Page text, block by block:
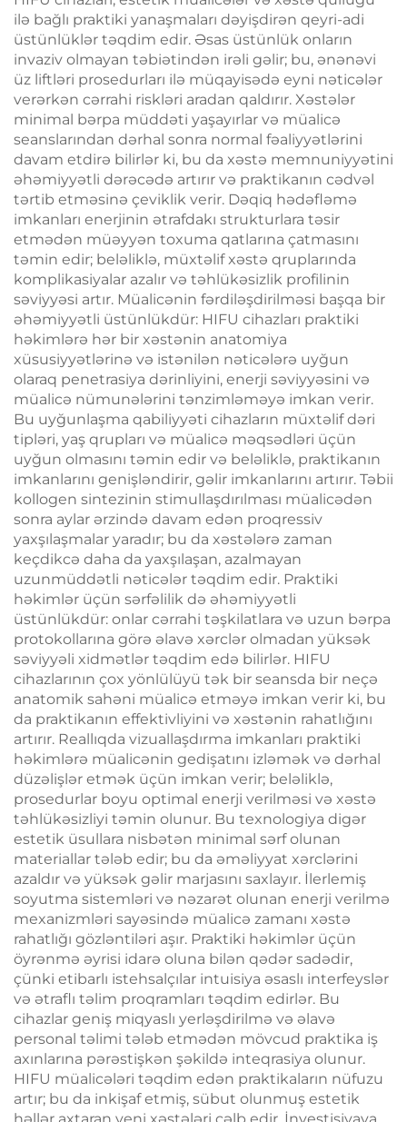
Üzün Radiofrekvanslı
Emalı, Çəki Itirmə və
Bədənin İncələnməsi
Azad Kliniki İstifadə
üçün
ilə bağlı praktiki yanaşmaları dəyişdirən qeyri-adi
üstünlüklər təqdim edir. Əsas üstünlük onların
invaziv olmayan təbiətindən irəli gəlir; bu, ənənəvi
üz liftləri prosedurları ilə müqayisədə eyni nəticələr
verərkən cərrahi riskləri aradan qaldırır. Xəstələr
minimal bərpa müddəti yaşayırlar və müalicə
seanslarından dərhal sonra normal fəaliyyətlərini
davam etdirə bilirlər ki, bu da xəstə memnuniyyətini
əhəmiyyətli dərəcədə artırır və praktikanın cədvəl
tərtib etməsinə çeviklik verir. Dəqiq hədəfləmə
imkanları enerjinin ətrafdakı strukturlara təsir
etmədən müəyyən toxuma qatlarına çatmasını
təmin edir; beləliklə, müxtəlif xəstə qruplarında
komplikasiyalar azalır və təhlükəsizlik profilinin
səviyyəsi artır. Müalicənin fərdiləşdirilməsi başqa bir
əhəmiyyətli üstünlükdür: HIFU cihazları praktiki
həkimlərə hər bir xəstənin anatomiya
xüsusiyyətlərinə və istənilən nəticələrə uyğun
olaraq penetrasiya dərinliyini, enerji səviyyəsini və
müalicə nümunələrini tənzimləməyə imkan verir.
Bu uyğunlaşma qabiliyyəti cihazların müxtəlif dəri
tipləri, yaş qrupları və müalicə məqsədləri üçün
uyğun olmasını təmin edir və beləliklə, praktikanın
imkanlarını genişləndirir, gəlir imkanlarını artırır. Təbii
kollogen sintezinin stimullaşdırılması müalicədən
sonra aylar ərzində davam edən proqressiv
yaxşılaşmalar yaradır; bu da xəstələrə zaman
keçdikcə daha da yaxşılaşan, azalmayan
uzunmüddətli nəticələr təqdim edir. Praktiki
həkimlər üçün sərfəlilik də əhəmiyyətli
üstünlükdür: onlar cərrahi təşkilatlara və uzun bərpa
protokollarına görə əlavə xərclər olmadan yüksək
səviyyəli xidmətlər təqdim edə bilirlər. HIFU
cihazlarının çox yönlülüyü tək bir seansda bir neçə
anatomik sahəni müalicə etməyə imkan verir ki, bu
da praktikanın effektivliyini və xəstənin rahatlığını
artırır. Reallıqda vizuallaşdırma imkanları praktiki
həkimlərə müalicənin gedişatını izləmək və dərhal
düzəlişlər etmək üçün imkan verir; beləliklə,
prosedurlar boyu optimal enerji verilməsi və xəstə
təhlükəsizliyi təmin olunur. Bu texnologiya digər
estetik üsullara nisbətən minimal sərf olunan
materiallar tələb edir; bu da əməliyyat xərclərini
azaldır və yüksək gəlir marjasını saxlayır. İlerlemiş
soyutma sistemləri və nəzarət olunan enerji verilmə
mexanizmləri sayəsində müalicə zamanı xəstə
rahatlığı gözləntiləri aşır. Praktiki həkimlər üçün
öyrənmə əyrisi idarə oluna bilən qədər sadədir,
çünki etibarlı istehsalçılar intuisiya əsaslı interfeyslər
və ətraflı təlim proqramları təqdim edirlər. Bu
cihazlar geniş miqyaslı yerləşdirilmə və əlavə
personal təlimi tələb etmədən mövcud praktika iş
axınlarına pərəstişkən şəkildə inteqrasiya olunur.
HIFU müalicələri təqdim edən praktikaların nüfuzu
artır; bu da inkişaf etmiş, sübut olunmuş estetik